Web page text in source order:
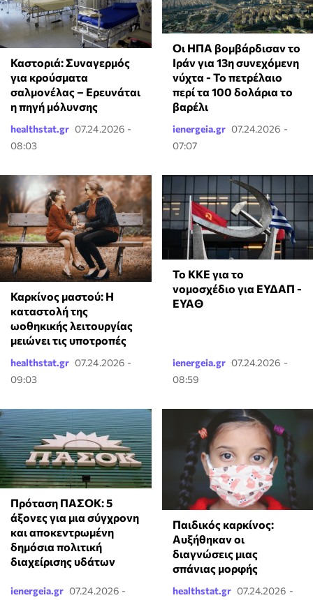
Καστοριά: Συναγερμός
για κρούσματα
σαλμονέλας – Ερευνάται
η πηγή μόλυνσης
healthstat.gr 07.24.2026 -
08:03
Οι ΗΠΑ βομβάρδισαν το
Ιράν για 13η συνεχόμενη
νύχτα - Το πετρέλαιο
περί τα 100 δολάρια το
βαρέλι
ienergeia.gr 07.24.2026 -
07:07
Καρκίνος μαστού: Η
καταστολή της
ωοθηκικής λειτουργίας
μειώνει τις υποτροπές
healthstat.gr 07.24.2026 -
09:03
To KKE για το
νομοσχέδιο για ΕΥΔΑΠ -
ΕΥΑΘ
ienergeia.gr 07.24.2026 -
08:59
Πρόταση ΠΑΣΟΚ: 5
άξονες για μια σύγχρονη
και αποκεντρωμένη
δημόσια πολιτική
διαχείρισης υδάτων
ienergeia.gr 07.24.2026 -
Παιδικός καρκίνος:
Αυξήθηκαν οι
διαγνώσεις μιας
σπάνιας μορφής
healthstat.gr 07.24.2026 -